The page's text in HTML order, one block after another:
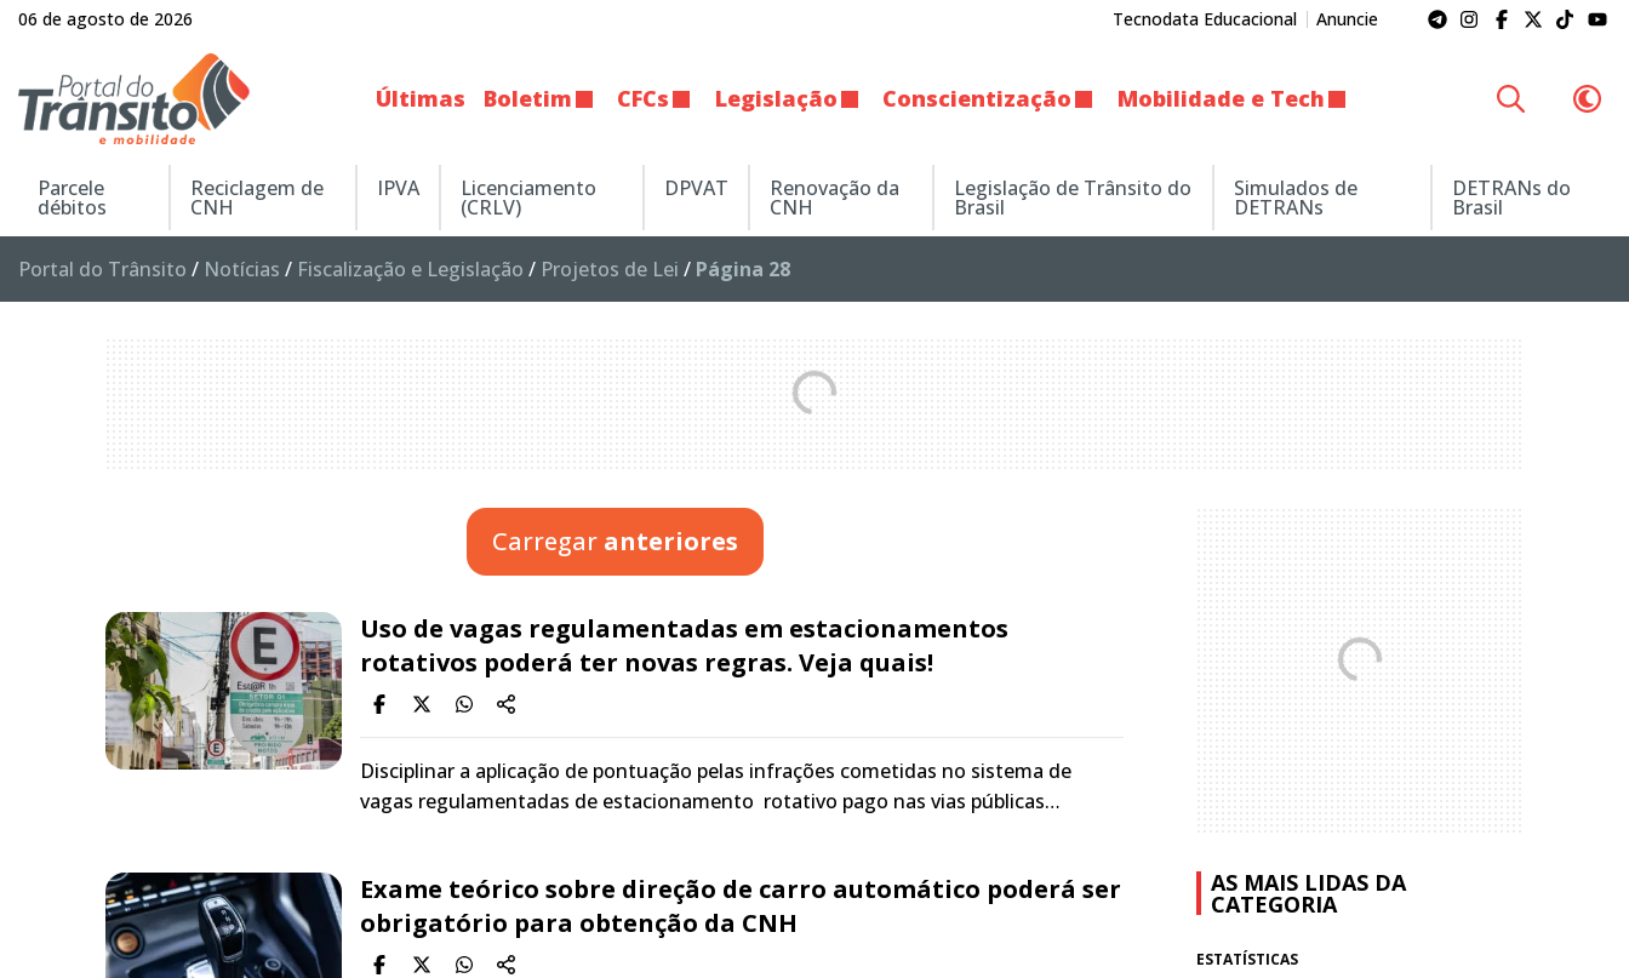
06 de agosto de 2026 Tecnodata Educacional Anuncie
Últimas Boletim CFCs Legislação Conscientização Mobilidade e Tech
Parcele
débitos
Reciclagem de
CNH
IPVA Licenciamento
(CRLV)
DPVAT Renovação da
CNH
Legislação de Trânsito do
Brasil
Simulados de
DETRANs
DETRANs do
Brasil
Portal do Trânsito / Notícias / Fiscalização e Legislação / Projetos de Lei / Página 28
Carregar anteriores
Uso de vagas regulamentadas em estacionamentos
rotativos poderá ter novas regras. Veja quais!
Disciplinar a aplicação de pontuação pelas infrações cometidas no sistema de
vagas regulamentadas de estacionamento rotativo pago nas vias públicas…
Exame teórico sobre direção de carro automático poderá ser
obrigatório para obtenção da CNH
AS MAIS LIDAS DA
CATEGORIA
ESTATÍSTICAS